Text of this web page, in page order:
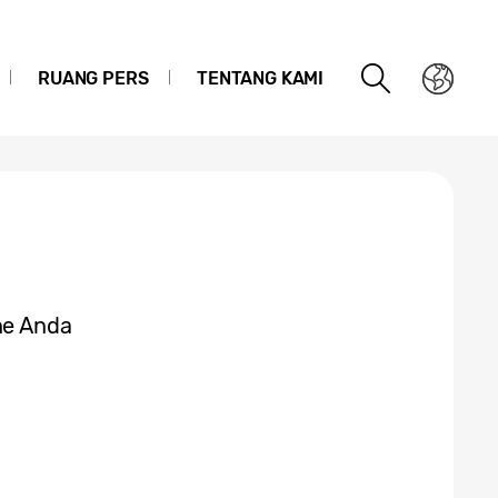
RUANG PERS TENTANG KAMI
Anda